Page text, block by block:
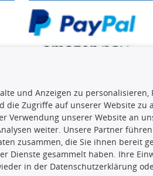
Datenbank, dürfen nicht kopiert
zu vervielfältigen, zu
dar und
und Anzeigen zu
die Zugriffe auf unserer Website zu
Verwendung unserer Website an
weiter. Unsere Partner
zusammen, die Sie ihnen bereit
Dienste gesammelt haben. Ihre
in der Datenschutzerklärung